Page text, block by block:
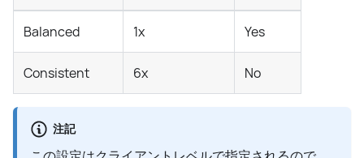
Balanced 1x Yes
Consistent 6x No
注記